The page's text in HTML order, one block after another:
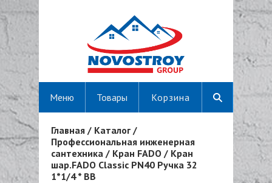
Корзина
Меню Товары
Вы здесь
Главная / Каталог /
Профессиональная инженерная
сантехника / Кран FADO / Кран
шар.FADO Classic PN40 Ручка 32
1*1/4 * ВВ